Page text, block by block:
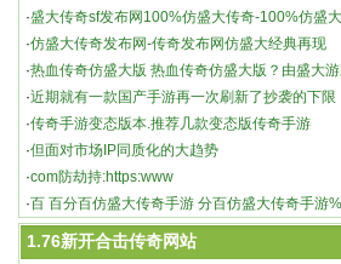
索未知的游戏世界
·盛大传奇sf发布网100%仿盛大传奇-100%仿盛
网，重温经典传奇
·仿盛大传奇发布网-传奇发布网仿盛大经典再现
·热血传奇仿盛大版 热血传奇仿盛大版？由盛大
作室研发、腾讯代
·近期就有一款国产手游再一次刷新了抄袭的下限
·传奇手游变态版本.推荐几款变态版传奇手游
·但面对市场IP同质化的大趋势
·com防劫持:https:www
·百 百分百仿盛大传奇手游 分百仿盛大传奇手游
都能
1.76新开合击传奇网站